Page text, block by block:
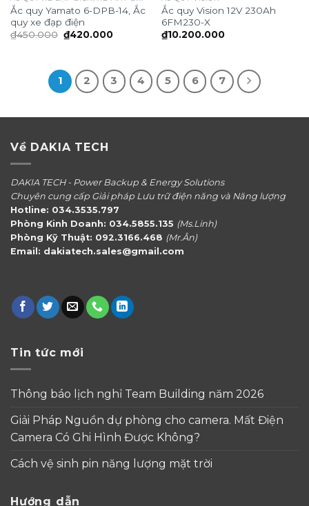
Ắc quy Yamato 6-DPB-14, Ắc
quy xe đạp điện
₫450.000 Giá
gốc
₫420.000Giá
₫420.000.
Ắc quy Vision 12V 230Ah
6FM230-X
₫10.200.000
1 2 3 4 5 6 7
Về DAKIA TECH
DAKIA TECH - Power Backup & Energy Solutions
Chuyên cung cấp Giải pháp Lưu trữ điện năng và Năng lượng
Hotline: 034.3535.797
Phòng Kinh Doanh: 034.5855.135 (Ms.Linh)
Phòng Kỹ Thuật: 092.3166.468 (Mr.Ân)
Email: dakiatech.sales@gmail.com
Tin tức mới
Thông báo lịch nghỉ Team Building năm 2026
Giải Pháp Nguồn dự phòng cho camera. Mất Điện
Camera Có Ghi Hình Được Không?
Cách vệ sinh pin năng lượng mặt trời
Hướng dẫn